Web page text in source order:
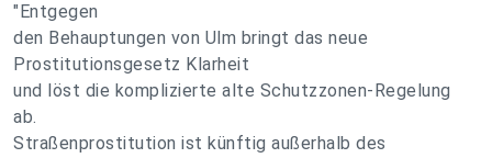
"Entgegen
den Behauptungen von Ulm bringt das neue
Prostitutionsgesetz Klarheit
und löst die komplizierte alte Schutzzonen-Regelung
ab.
Straßenprostitution ist künftig außerhalb des